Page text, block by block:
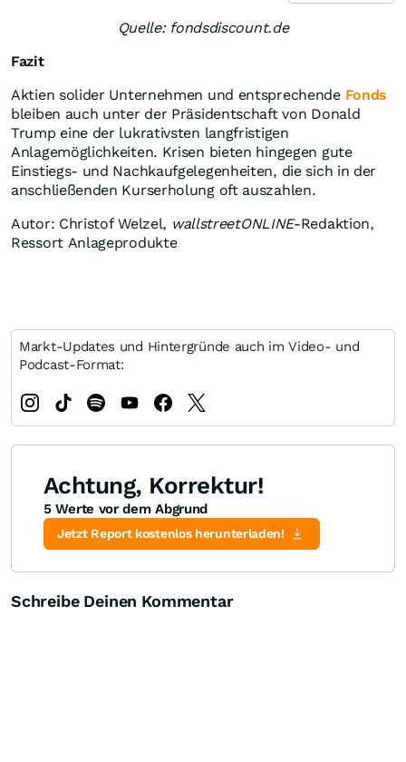
Quelle: fondsdiscount.de
Fazit
Aktien solider Unternehmen und entsprechende Fonds
bleiben auch unter der Präsidentschaft von Donald
Trump eine der lukrativsten langfristigen
Anlagemöglichkeiten. Krisen bieten hingegen gute
Einstiegs- und Nachkaufgelegenheiten, die sich in der
anschließenden Kurserholung oft auszahlen.
Autor: Christof Welzel, wallstreetONLINE-Redaktion,
Ressort Anlageprodukte
Markt-Updates und Hintergründe auch im Video- und
Podcast-Format:
Achtung, Korrektur!
5 Werte vor dem Abgrund
Jetzt Report kostenlos herunterladen!
Schreibe Deinen Kommentar